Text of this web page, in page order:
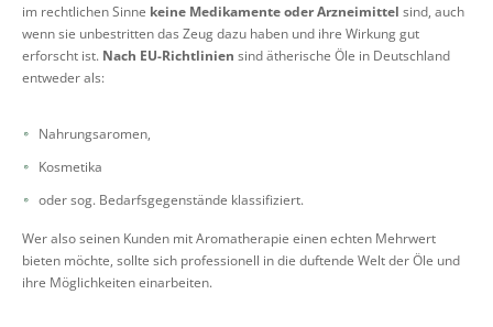
im rechtlichen Sinne keine Medikamente oder Arzneimittel sind, auch
wenn sie unbestritten das Zeug dazu haben und ihre Wirkung gut
erforscht ist. Nach EU-Richtlinien sind ätherische Öle in Deutschland
entweder als:
Nahrungsaromen,
Kosmetika
oder sog. Bedarfsgegenstände klassifiziert.
Wer also seinen Kunden mit Aromatherapie einen echten Mehrwert
bieten möchte, sollte sich professionell in die duftende Welt der Öle und
ihre Möglichkeiten einarbeiten.